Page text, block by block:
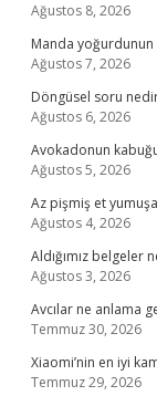
Ağustos 8, 2026
Manda
Ağustos 7, 2026
Döngüsel soru
Ağustos 6, 2026
Avokadonun
Ağustos 5, 2026
Az pişmiş et
Ağustos 4, 2026
Aldığımız belgeler
Ağustos 3, 2026
Avcılar ne anlama
Temmuz 30, 2026
Xiaomi’nin en iyi
Temmuz 29, 2026